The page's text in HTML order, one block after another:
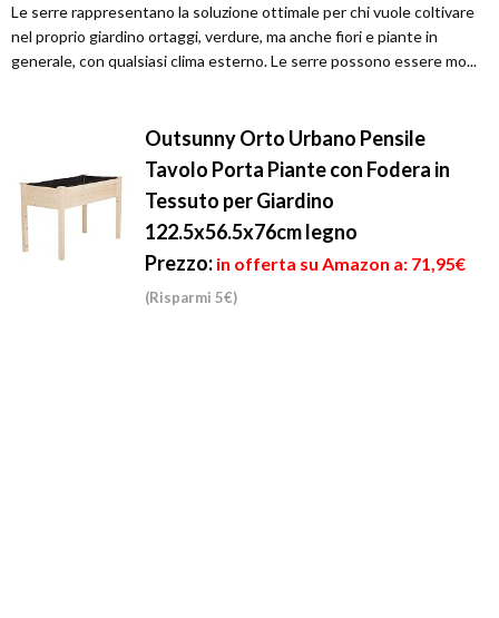
Le serre rappresentano la soluzione ottimale per chi vuole coltivare
nel proprio giardino ortaggi, verdure, ma anche fiori e piante in
generale, con qualsiasi clima esterno. Le serre possono essere mo...
Outsunny Orto Urbano Pensile
Tavolo Porta Piante con Fodera in
Tessuto per Giardino
122.5x56.5x76cm legno
Prezzo: in offerta su Amazon a: 71,95€
(Risparmi 5€)